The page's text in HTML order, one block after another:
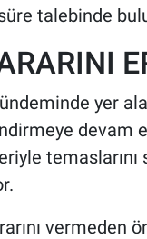
talebinde
yer
devam
temaslarını
vermeden